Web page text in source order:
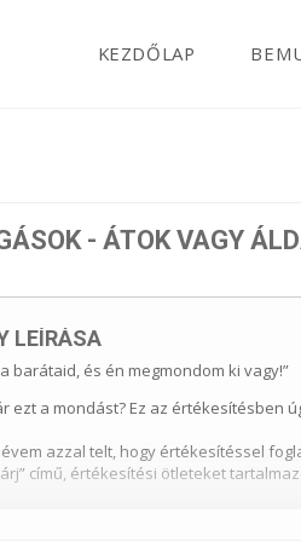
KEZDŐLAP
- ÁTOK VAGY
LEÍRÁSA
barátaid, és én megmondom ki vagy!”
ezt a mondást? Ez az értékesítésben
évem azzal telt, hogy értékesítéssel
című, értékesítési ötleteket